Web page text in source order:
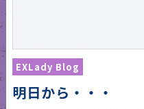
EXLady Blog
明日から・・・